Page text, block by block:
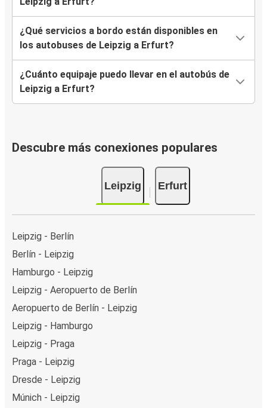
¿Qué servicios a bordo están disponibles en
los autobuses de Leipzig a Erfurt?
¿Cuánto equipaje puedo llevar en el autobús de
Leipzig a Erfurt?
Descubre más conexiones populares
Leipzig Erfurt
Leipzig - Berlín
Berlín - Leipzig
Hamburgo - Leipzig
Leipzig - Aeropuerto de Berlín
Aeropuerto de Berlín - Leipzig
Leipzig - Hamburgo
Leipzig - Praga
Praga - Leipzig
Dresde - Leipzig
Múnich - Leipzig